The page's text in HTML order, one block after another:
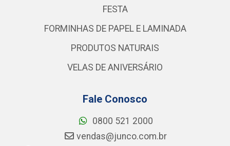
FESTA
FORMINHAS DE PAPEL E LAMINADA
PRODUTOS NATURAIS
VELAS DE ANIVERSÁRIO
Fale Conosco
0800 521 2000
vendas@junco.com.br